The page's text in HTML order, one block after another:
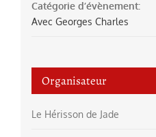
Catégorie d’évènement:
Avec Georges Charles
Organisateur
Le Hérisson de Jade